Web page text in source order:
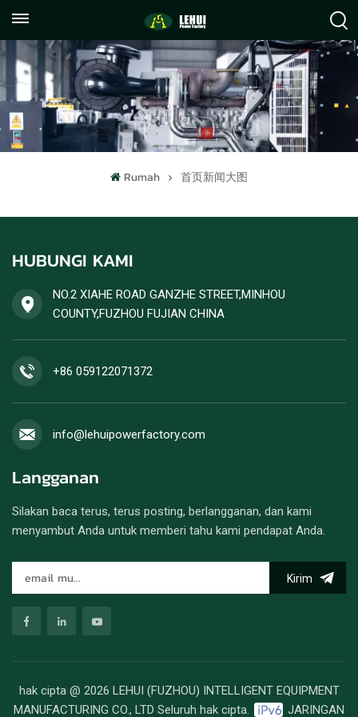
059122071372
info@lehuipowerfactory.com
Rumah 首页新闻大图
HUBUNGI KAMI
NO.2 XIAHE ROAD GANZHE STREET,MINHOU
COUNTY,FUZHOU FUJIAN CHINA
+86 059122071372
info@lehuipowerfactory.com
Langganan
Silakan baca terus, terus posting, berlangganan, dan kami
menyambut Anda untuk memberi tahu kami pendapat Anda.
Kirim
hak cipta @ 2026 LEHUI (FUZHOU) INTELLIGENT EQUIPMENT
MANUFACTURING CO., LTD Seluruh hak cipta.
JARINGAN